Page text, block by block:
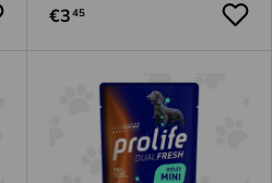
€345